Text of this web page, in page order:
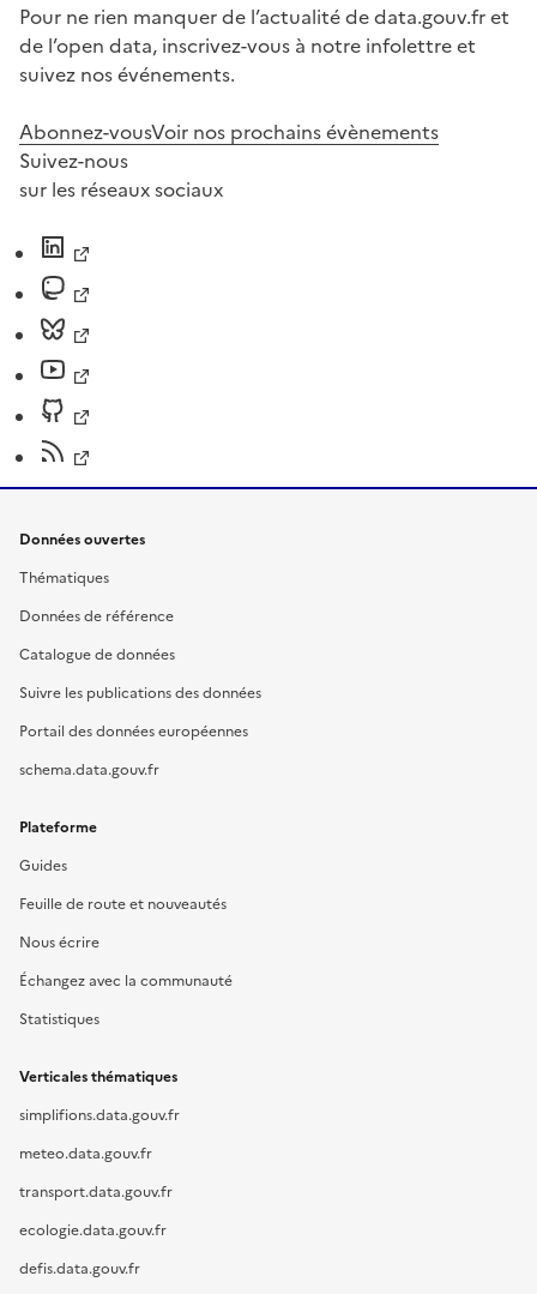
Pour ne rien manquer de l’actualité de data.gouv.fr et
de l’open data, inscrivez-vous à notre infolettre et
suivez nos événements.
Abonnez-vousVoir nos prochains évènements
Suivez-nous
sur les réseaux sociaux
Données ouvertes
Thématiques
Données de référence
Catalogue de données
Suivre les publications des données
Portail des données européennes
schema.data.gouv.fr
Plateforme
Guides
Feuille de route et nouveautés
Nous écrire
Échangez avec la communauté
Statistiques
Verticales thématiques
simplifions.data.gouv.fr
meteo.data.gouv.fr
transport.data.gouv.fr
ecologie.data.gouv.fr
defis.data.gouv.fr